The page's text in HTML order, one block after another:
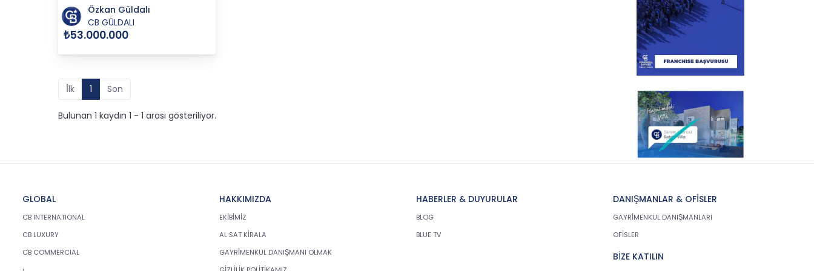
Özkan Güldalı
CB GÜLDALI
₺53.000.000
İlk 1 Son
Bulunan 1 kaydın 1 - 1 arası gösteriliyor.
GLOBAL
CB INTERNATIONAL
CB LUXURY
CB COMMERCIAL
HAKKIMIZDA
EKİBİMİZ
AL SAT KİRALA
GAYRİMENKUL DANIŞMANI OLMAK
HABERLER & DUYURULAR
BLOG
BLUE TV
DANIŞMANLAR & OFİSLER
GAYRİMENKUL DANIŞMANLARI
OFİSLER
BİZE KATILIN